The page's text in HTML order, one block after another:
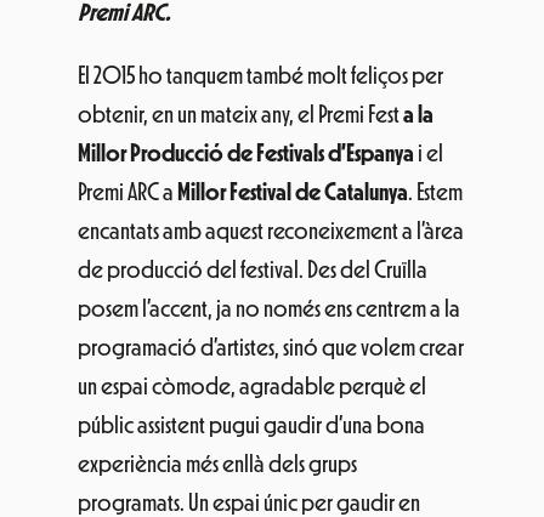
Premi ARC.
El 2015 ho tanquem també molt feliços per
obtenir, en un mateix any, el Premi Festa la
Millor Producció de Festivals d’Espanya i el
Premi ARC a Millor Festival de Catalunya. Estem
encantats amb aquest reconeixement a l’àrea
de producció del festival. Des del Cruïlla
posem l’accent, ja no només ens centrem a la
programació d’artistes, sinó que volem crear
un espai còmode, agradable perquè el
públic assistent pugui gaudir d’una bona
experiència més enllà dels grups
programats. Un espai únic per gaudir en